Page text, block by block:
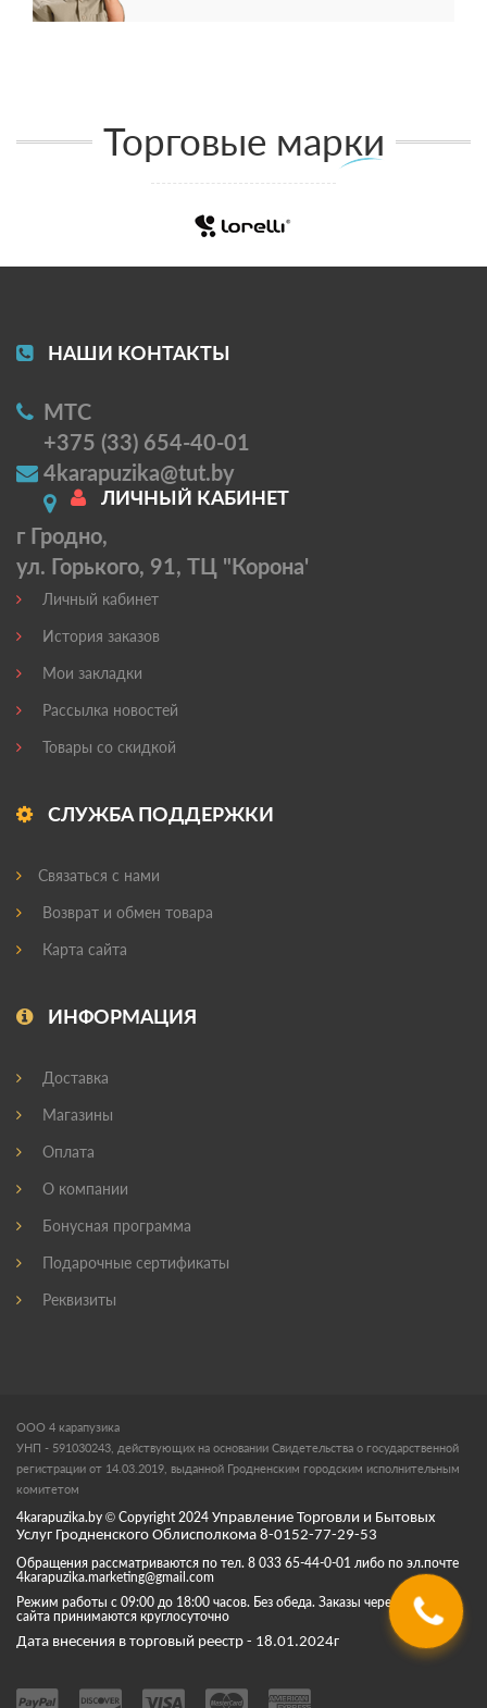
Торговые марки
НАШИ КОНТАКТЫ
МТС
+375 (33) 654-40-01
4karapuzika@tut.by
г Гродно,
ул. Горького, 91, ТЦ "Корона'
ЛИЧНЫЙ КАБИНЕТ
Личный кабинет
История заказов
Мои закладки
Рассылка новостей
Товары со скидкой
СЛУЖБА ПОДДЕРЖКИ
Связаться с нами
Возврат и обмен товара
Карта сайта
ИНФОРМАЦИЯ
Доставка
Магазины
Оплата
О компании
Бонусная программа
Подарочные сертификаты
Реквизиты
ООО 4 карапузика
УНП - 591030243, действующих на основании Свидетельства о государственной
регистрации от 14.03.2019, выданной Гродненским городским исполнительным
комитетом
4karapuzika.by © Copyright 2024 Управление Торговли и Бытовых
Услуг Гродненского Облисполкома 8-0152-77-29-53
Обращения рассматриваются по тел. 8 033 65-44-0-01 либо по эл.почте
4karapuzika.marketing@gmail.com
Режим работы с 09:00 до 18:00 часов. Без обеда. Заказы через корзину
сайта принимаются круглосуточно
Дата внесения в торговый реестр - 18.01.2024г